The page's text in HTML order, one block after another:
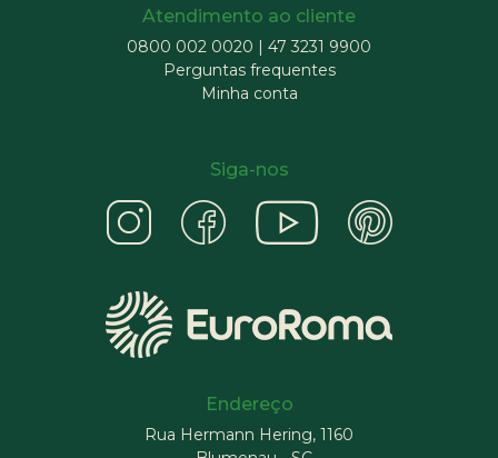
Atendimento ao cliente
0800 002 0020 | 47 3231 9900
Perguntas frequentes
Minha conta
Siga-nos
Endereço
Rua Hermann Hering, 1160